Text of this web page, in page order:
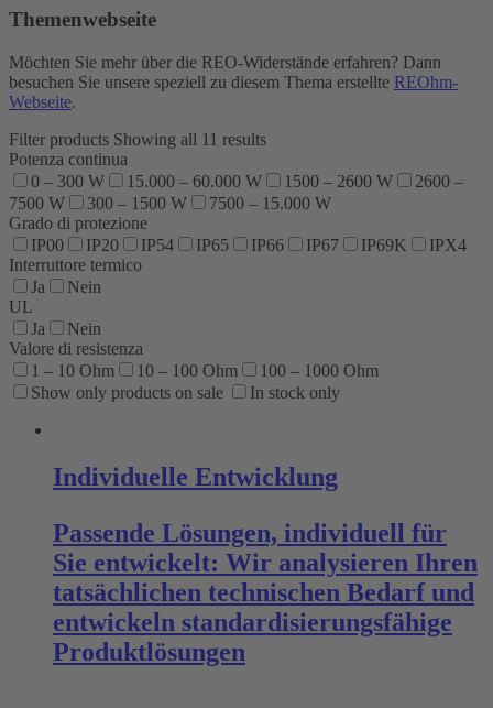
Themenwebseite
Möchten Sie mehr über die REO-Widerstände erfahren? Dann
besuchen Sie unsere speziell zu diesem Thema erstellte REOhm-
Webseite.
Filter products Showing all 11 results
Potenza continua
0 – 300 W
15.000 – 60.000 W 1500 – 2600 W
2600 –
7500 W
300 – 1500 W
7500 – 15.000 W
Grado di protezione
IP00
IP20 IP54 IP65 IP66 IP67 IP69K
IPX4
Interruttore termico
Ja
Nein
UL
Ja
Nein
Valore di resistenza
1 – 10 Ohm
10 – 100 Ohm
100 – 1000 Ohm
Show only products on sale
In stock only
Individuelle Entwicklung
Passende Lösungen, individuell für
Sie entwickelt: Wir analysieren Ihren
tatsächlichen technischen Bedarf und
entwickeln standardisierungsfähige
Produktlösungen